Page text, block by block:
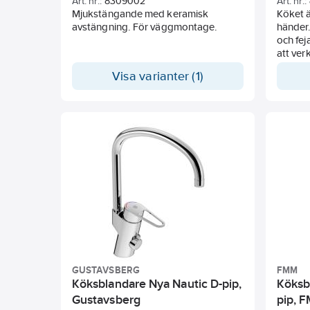
Mjukstängande med keramisk
avstängning. För väggmontage.
Visa varianter (1)
Köket
och
att
färg i
Eco
Med
för
mellan
GUSTAVSBERG
Köksblandare Nya Nautic D-pip,
Gustavsberg
FMM
pip,